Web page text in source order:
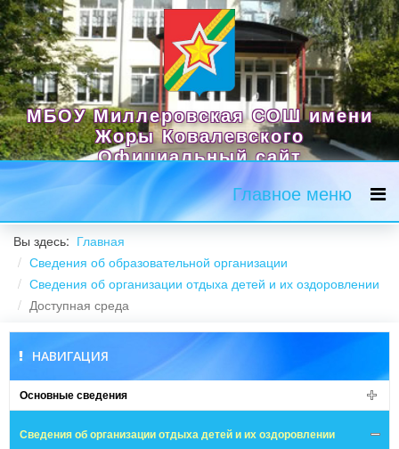
МБОУ Миллеровская СОШ имени
Жоры Ковалевского
Официальный сайт
Главное меню
Вы здесь: Главная
Сведения об образовательной организации
Сведения об организации отдыха детей и их оздоровлении
Доступная среда
НАВИГАЦИЯ
Основные сведения
Сведения об организации отдыха детей и их оздоровлении